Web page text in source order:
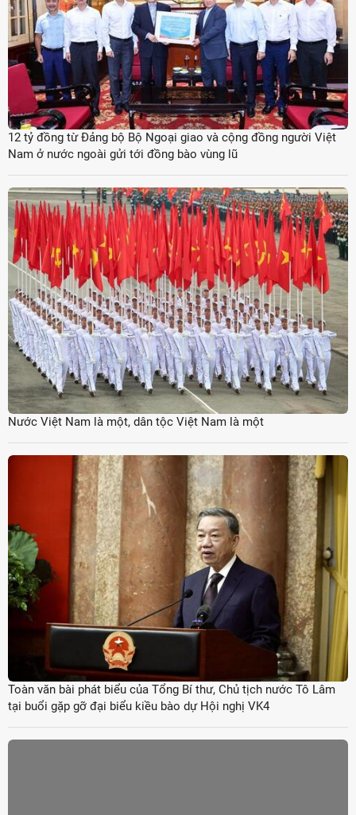
12 tỷ đồng từ Đảng bộ Bộ Ngoại giao và cộng đồng người Việt
Nam ở nước ngoài gửi tới đồng bào vùng lũ
Nước Việt Nam là một, dân tộc Việt Nam là một
Toàn văn bài phát biểu của Tổng Bí thư, Chủ tịch nước Tô Lâm
tại buổi gặp gỡ đại biểu kiều bào dự Hội nghị VK4